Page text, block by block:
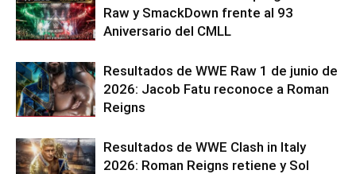
Raw y SmackDown frente al 93
Aniversario del CMLL
Resultados de WWE Raw 1 de junio de
2026: Jacob Fatu reconoce a Roman
Reigns
Resultados de WWE Clash in Italy
2026: Roman Reigns retiene y Sol